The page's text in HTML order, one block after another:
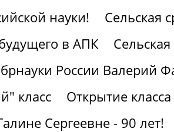
науки!
Сельская
в АПК
России Валерий
класс
Открытие
Сергеевне - 90 лет!